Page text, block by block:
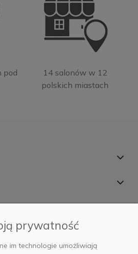
pod
14 salonów w 12
polskich miastach
prywatność
im technologie umożliwiają